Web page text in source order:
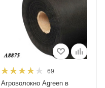
69
Агроволокно Agreen в